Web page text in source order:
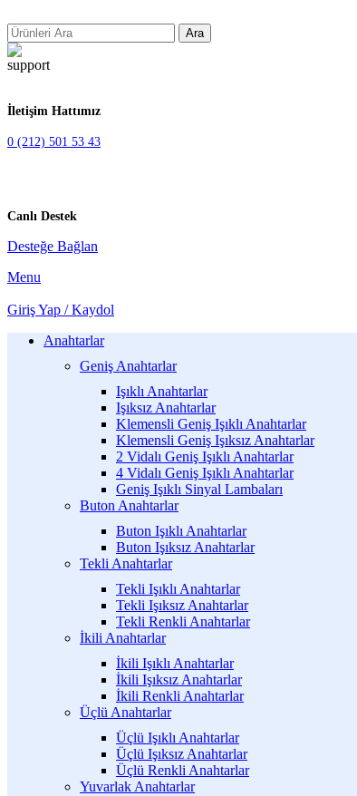
Ara
İletişim Hattımız
0 (212) 501 53 43
Canlı Destek
Desteğe Bağlan
Menu
Giriş Yap / Kaydol
Anahtarlar
Geniş Anahtarlar
Işıklı Anahtarlar
Işıksız Anahtarlar
Klemensli Geniş Işıklı Anahtarlar
Klemensli Geniş Işıksız Anahtarlar
2 Vidalı Geniş Işıklı Anahtarlar
4 Vidalı Geniş Işıklı Anahtarlar
Geniş Işıklı Sinyal Lambaları
Buton Anahtarlar
Buton Işıklı Anahtarlar
Buton Işıksız Anahtarlar
Tekli Anahtarlar
Tekli Işıklı Anahtarlar
Tekli Işıksız Anahtarlar
Tekli Renkli Anahtarlar
İkili Anahtarlar
İkili Işıklı Anahtarlar
İkili Işıksız Anahtarlar
İkili Renkli Anahtarlar
Üçlü Anahtarlar
Üçlü Işıklı Anahtarlar
Üçlü Işıksız Anahtarlar
Üçlü Renkli Anahtarlar
Yuvarlak Anahtarlar